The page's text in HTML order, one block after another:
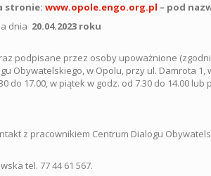
stronie: www.opole.engo.org.pl – pod
dnia 20.04.2023 roku
podpisane przez osoby upoważnione
Obywatelskiego, w Opolu, przy ul. Damrota 1,
do 17.00, w piątek w godz. od 7.30 do 14.00 lub
z pracownikiem Centrum Dialogu
tel. 77 44 61 567.